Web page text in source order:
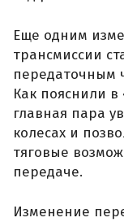
Еще одним
трансмиссии
передаточным
Как пояснили в
главная пара
колесах и
тяговые
передаче.
Изменение